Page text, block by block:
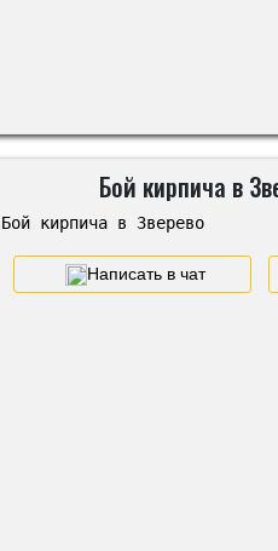
Бой кирпича в
Бой кирпича в Зверево
Написать в чат